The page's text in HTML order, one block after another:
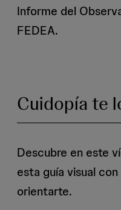
Informe del
FEDEA.
Cuidopía te
Descubre en este
esta guía visual
orientarte.